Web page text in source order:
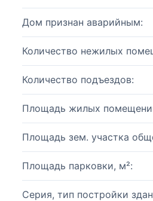
Дом признан аварийным:
Количество нежилых
Количество подъездов:
Площадь жилых
Площадь зем. участка
Площадь парковки, м²:
Серия, тип постройки